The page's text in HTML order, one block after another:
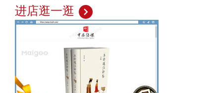
进店逛一逛